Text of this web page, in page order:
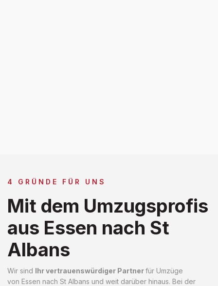
4 GRÜNDE FÜR UNS
Mit dem Umzugsprofis
aus Essen nach St
Albans
Wir sind Ihr vertrauenswürdiger Partnerfür Umzüge
von Essen nach St Albans und weit darüber hinaus. Bei der